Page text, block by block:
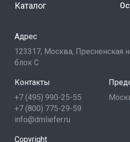
Каталог
Адрес
123317, Москва, Пресненская
блок С
Контакты
+7 (495) 990-25-55
+7 (800) 775-29-59
info@dmliefer.ru
Copyright